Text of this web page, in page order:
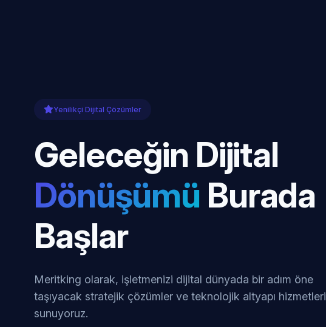
Yenilikçi Dijital Çözümler
Geleceğin Dijital
Dönüşümü Burada
Başlar
Meritking olarak, işletmenizi dijital dünyada bir adım öne
taşıyacak stratejik çözümler ve teknolojik altyapı hizmetleri
sunuyoruz.